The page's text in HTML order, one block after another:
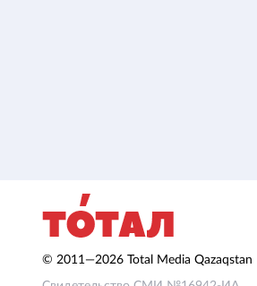
© 2011—2026 Total Media Qazaqstan